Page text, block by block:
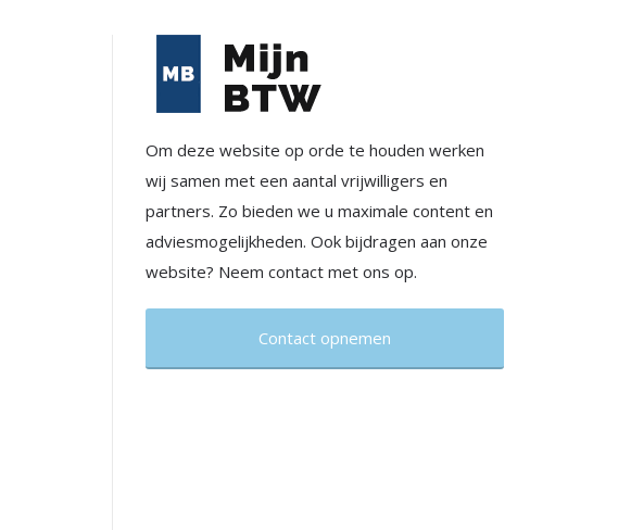
Om deze website op orde te houden werken
wij samen met een aantal vrijwilligers en
partners. Zo bieden we u maximale content en
adviesmogelijkheden. Ook bijdragen aan onze
website? Neem contact met ons op.
Contact opnemen